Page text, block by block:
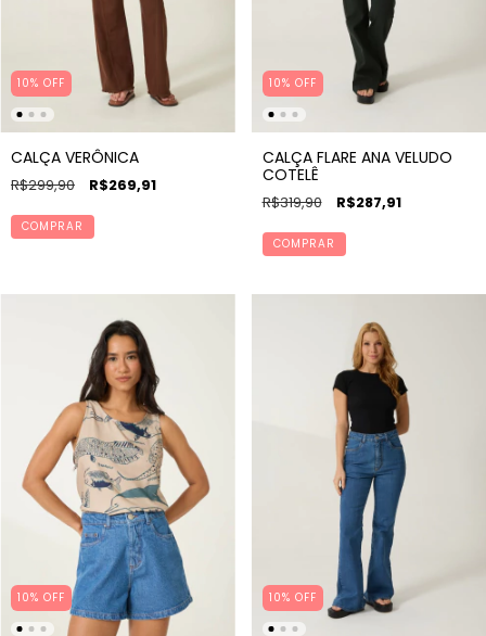
10% OFF
CALÇA VERÔNICA
R$299,90 R$269,91
COMPRAR
10% OFF
CALÇA FLARE ANA VELUDO
COTELÊ
R$319,90 R$287,91
COMPRAR
10% OFF 10% OFF